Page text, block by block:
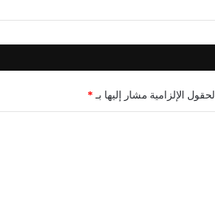
الحقول الإلزامية مشار إليها بـ *